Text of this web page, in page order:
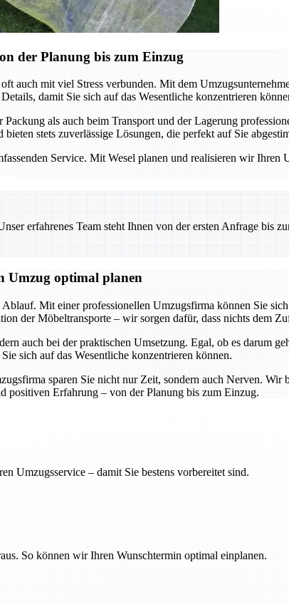
der Planung bis zum Einzug
auch mit viel Stress verbunden. Mit dem
damit Sie sich auf das Wesentliche konzentrieren
als auch beim Transport und der Lagerung
stets zuverlässige Lösungen, die perfekt auf Sie
Service. Mit Wesel planen und realisieren wir
erfahrenes Team steht Ihnen von der ersten Anfrage bis
Umzug optimal planen
Mit einer professionellen Umzugsfirma können Sie
der Möbeltransporte – wir sorgen dafür, dass nichts dem
auch bei der praktischen Umsetzung. Egal, ob es darum
sich auf das Wesentliche konzentrieren können.
sparen Sie nicht nur Zeit, sondern auch Nerven. Wir
positiven Erfahrung – von der Planung bis zum Einzug.
Umzugsservice – damit Sie bestens vorbereitet sind.
So können wir Ihren Wunschtermin optimal einplanen.